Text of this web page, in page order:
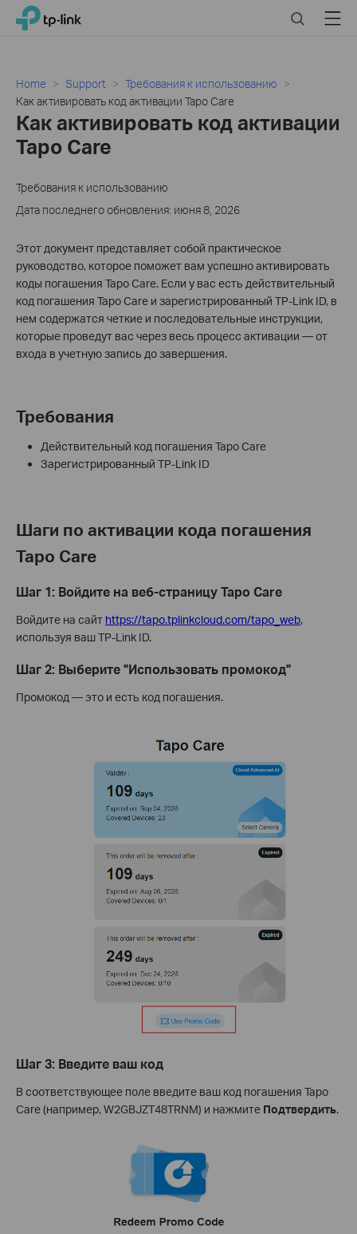
Click
navigation
TP-Link, Reliably Smart SearchMenu
Home Support
Требования к использованию
Как активировать код активации Tapo Care
Как активировать код активации
Tapo Care
Требования к использованию
Дата последнего обновления: июня 8, 2026
Этот документ представляет собой практическое
руководство, которое поможет вам успешно активировать
коды погашения Tapo Care. Если у вас есть действительный
код погашения Tapo Care и зарегистрированный TP-Link ID, в
нем содержатся четкие и последовательные инструкции,
которые проведут вас через весь процесс активации — от
входа в учетную запись до завершения.
Требования
Действительный код погашения Tapo Care
Зарегистрированный TP-Link ID
Шаги по активации кода погашения
Tapo Care
Шаг 1: Войдите на веб-страницу Tapo Care
Войдите на сайт https://tapo.tplinkcloud.com/tapo_web,
используя ваш TP-Link ID.
Шаг 2: Выберите "Использовать промокод"
Промокод — это и есть код погашения.
Шаг 3: Введите ваш код
В соответствующее поле введите ваш код погашения Tapo
Care (например, W2GBJZT48TRNM) и нажмите Подтвердить.